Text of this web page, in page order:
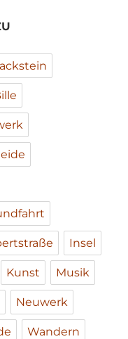
Insel
Kunst Musik
Neuwerk
Wandern